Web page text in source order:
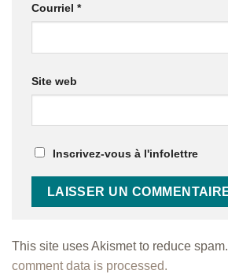
Courriel *
Site web
Inscrivez-vous à l'infolettre
This site uses Akismet to reduce spam.
comment data is processed.